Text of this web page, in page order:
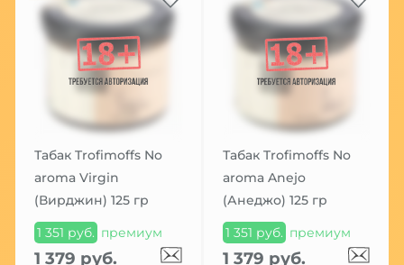
Табак Trofimoffs No
aroma Virgin
(Вирджин) 125 гр
1 351 руб. премиум
1 379 руб.
Табак Trofimoffs No
aroma Anejo
(Анеджо) 125 гр
1 351 руб. премиум
1 379 руб.